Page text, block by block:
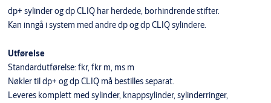
dp+ sylinder og dp CLIQ har herdede, borhindrende stifter.
Kan inngå i system med andre dp og dp CLIQ sylindere.
Utførelse
Standardutførelse: fkr, fkr m, ms m
Nøkler til dp+ og dp CLIQ må bestilles separat.
Leveres komplett med sylinder, knappsylinder, sylinderringer,